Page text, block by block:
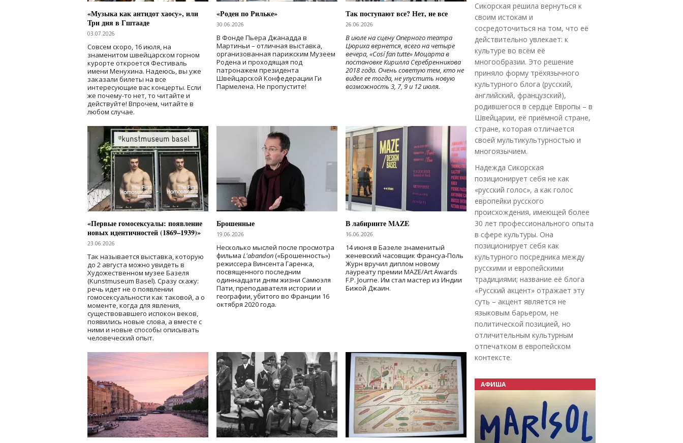
«Музыка как антидот хаосу», или
Три дня в Гштааде
03.07.2026
Совсем скоро, 16 июля, на
знаменитом швейцарском горном
курорте откроется Фестиваль
имени Менухина. Надеюсь, вы уже
заказали билеты на все
интересующие вас концерты. Если
же почему-то нет, то читайте и
действуйте! Впрочем, читайте в
любом случае.
«Роден по Рильке»
30.06.2026
В Фонде Пьера Джанадда в
Мартиньи – отличная выставка,
организованная парижским Музеем
Родена и проходящая под
патронажем президента
Швейцарской Конфедерации Ги
Пармелена. Не пропустите!
Так поступают все? Нет, не все
26.06.2026
В июле на сцену Оперного театра
Цюриха вернется, всего на четыре
вечера, «Cosí fan tutte» Моцарта в
постановке Кирилла Серебренникова
2018 года. Очень советую тем, кто не
видел ее тогда, не упустить новую
возможность 3, 7, 9 и 12 июля.
«Первые гомосексуалы: появление
новых идентичностей (1869–1939)»
23.06.2026
Так называется выставка, которую
до 2 августа можно увидеть в
Художественном музее Базеля
(Kunstmuseum Basel). Сразу скажу:
речь идет не о появлении
гомосексуальности как таковой, а о
моменте, когда для явления,
существовавшего испокон веков,
появились новые слова, а вместе с
ними и новые способы описывать
человеческий опыт.
Брошенные
19.06.2026
Несколько мыслей после просмотра
фильма L'abandon(«Брошенность»)
режиссера Винсента Гаренка,
посвященного последним
одиннадцати дням жизни Самюэля
Пати, преподавателя истории и
географии, убитого во Франции 16
октября 2020 года.
В лабиринте MAZE
16.06.2026
14 июня в Базеле знаменитый
женевский часовщик Франсуа-Поль
Журн вручил диплом новому
лауреату премии MAZE/Art Awards
F.P. Journe. Им стал мастер из Индии
Бижой Джаин.
Сикорская решила вернуться к
своим истокам и
сосредоточиться на том, что её
действительно увлекает: к
культуре во всём её
многообразии. Это решение
приняло форму трёхязычного
культурного блога (русский,
английский, французский),
родившегося в сердце Европы – в
Швейцарии, её приёмной стране,
стране, которая отличается
своей мультикультурностью и
многоязычием.
Надежда Сикорская
позиционирует себя не как
«русский голос», а как голос
европейки русского
происхождения, имеющей более
30 лет профессионального опыта
в сфере культуры. Она
позиционирует себя как
культурного посредника между
русскими и европейскими
традициями; название её блога
«Русский акцент» отражает эту
суть – акцент является не
языковым барьером, не
политической позицией, но
отличительным культурным
отпечатком в европейском
контексте.
АФИША